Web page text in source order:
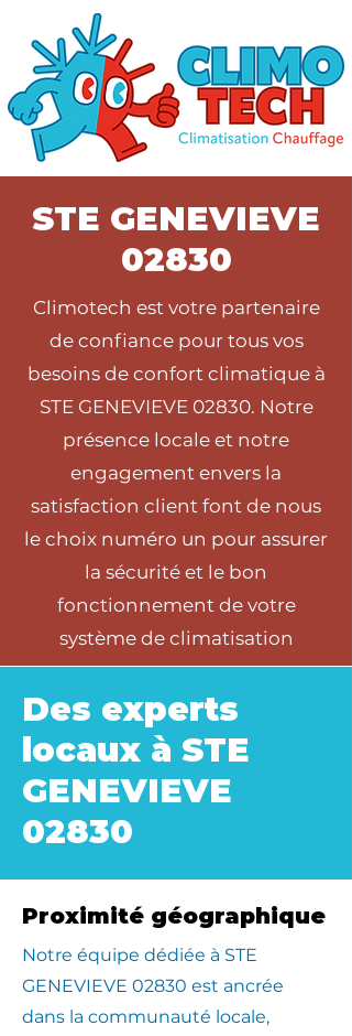
STE GENEVIEVE
02830
Climotech est votre partenaire
de confiance pour tous vos
besoins de confort climatique à
STE GENEVIEVE 02830. Notre
présence locale et notre
engagement envers la
satisfaction client font de nous
le choix numéro un pour assurer
la sécurité et le bon
fonctionnement de votre
système de climatisation
Des experts
locaux à STE
GENEVIEVE
02830
Proximité géographique
​Notre équipe dédiée à STE
GENEVIEVE 02830 est ancrée
dans la communauté locale,